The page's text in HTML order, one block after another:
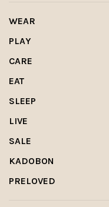
WEAR
PLAY
CARE
EAT
SLEEP
LIVE
SALE
KADOBON
PRELOVED